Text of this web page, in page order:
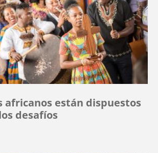
africanos están dispuestos
desafíos